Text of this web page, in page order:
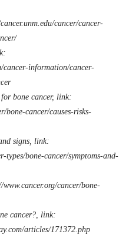
cancer/cancer-
cancer-information/cancer-
bone cancer, link:
bone-cancer/causes-risks-
signs, link:
types/bone-cancer/symptoms-and-
cancer/bone-
cancer?, link:
articles/171372.php